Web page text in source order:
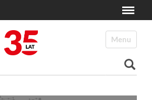
Toggle